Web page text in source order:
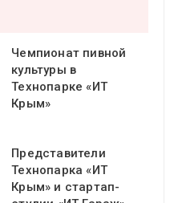
Чемпионат пивной
культуры в
Технопарке «ИТ
Крым»
Представители
Технопарка «ИТ
Крым» и стартап-